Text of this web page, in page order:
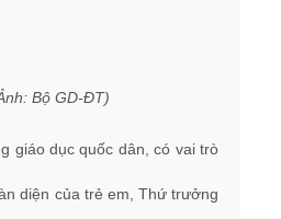
Bộ GD-ĐT)
giáo dục quốc dân, có vai trò
diện của trẻ em, Thứ trưởng